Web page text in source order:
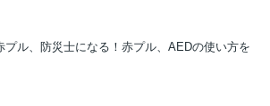
プル、防災士になる！ 赤プル、AEDの使い方を